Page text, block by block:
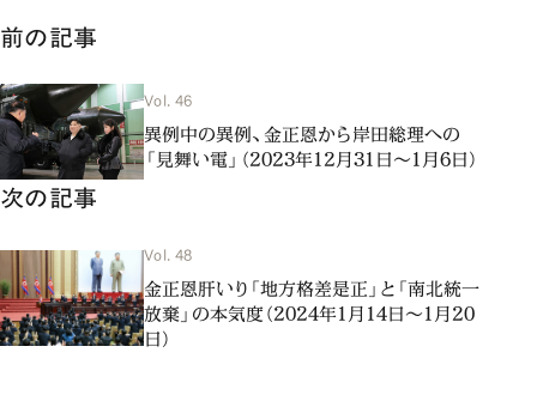
前の記事
Vol. 46
異例中の異例、金正恩から岸田総理への
「見舞い電」（2023年12月31日～1月6日）
次の記事
Vol. 48
金正恩肝いり「地方格差是正」と「南北統一
放棄」の本気度（2024年1月14日～1月20
日）